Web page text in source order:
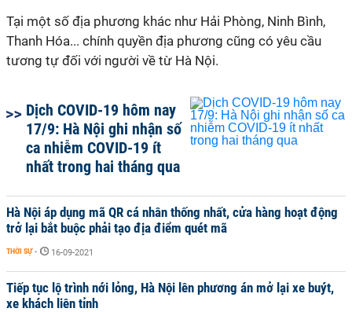
Tại một số địa phương khác như Hải Phòng, Ninh Bình,
Thanh Hóa... chính quyền địa phương cũng có yêu cầu
tương tự đối với người về từ Hà Nội.
Dịch COVID-19 hôm nay
17/9: Hà Nội ghi nhận số
ca nhiễm COVID-19 ít
nhất trong hai tháng qua
Hà Nội áp dụng mã QR cá nhân thống nhất, cửa hàng hoạt động
trở lại bắt buộc phải tạo địa điểm quét mã
THỜI SỰ - 16-09-2021
Tiếp tục lộ trình nới lỏng, Hà Nội lên phương án mở lại xe buýt,
xe khách liên tỉnh